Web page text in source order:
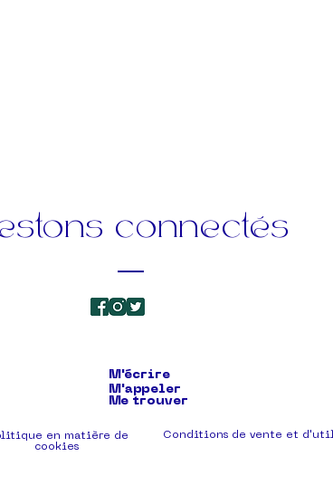
connectés
M'écrire
M'appeler
Me trouver
en matière de
cookies
Conditions de vente et